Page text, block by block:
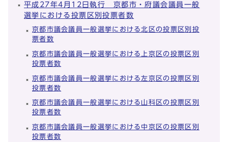
平成27年4月12日執行 京都市・府議会議員一般
選挙における投票区別投票者数
京都市議会議員一般選挙における北区の投票区別投
票者数
京都市議会議員一般選挙における上京区の投票区別
投票者数
京都市議会議員一般選挙における左京区の投票区別
投票者数
京都市議会議員一般選挙における山科区の投票区別
投票者数
京都市議会議員一般選挙における中京区の投票区別
投票者数